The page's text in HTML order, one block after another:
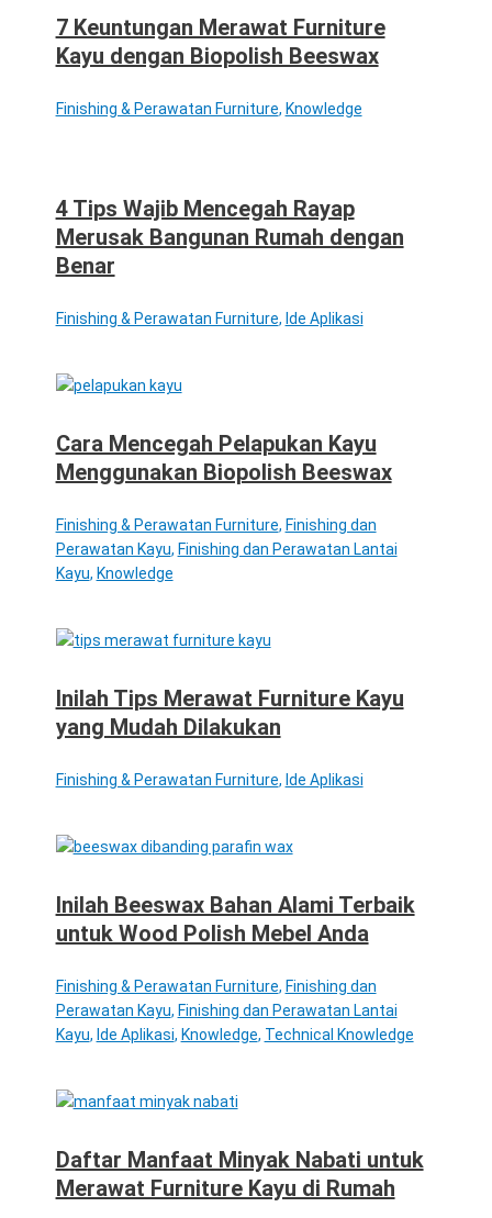
7 Keuntungan Merawat Furniture
Kayu dengan Biopolish Beeswax
Finishing & Perawatan Furniture, Knowledge
4 Tips Wajib Mencegah Rayap
Merusak Bangunan Rumah dengan
Benar
Finishing & Perawatan Furniture, Ide Aplikasi
Cara Mencegah Pelapukan Kayu
Menggunakan Biopolish Beeswax
Finishing & Perawatan Furniture, Finishing dan
Perawatan Kayu, Finishing dan Perawatan Lantai
Kayu, Knowledge
Inilah Tips Merawat Furniture Kayu
yang Mudah Dilakukan
Finishing & Perawatan Furniture, Ide Aplikasi
Inilah Beeswax Bahan Alami Terbaik
untuk Wood Polish Mebel Anda
Finishing & Perawatan Furniture, Finishing dan
Perawatan Kayu, Finishing dan Perawatan Lantai
Kayu, Ide Aplikasi, Knowledge, Technical Knowledge
Daftar Manfaat Minyak Nabati untuk
Merawat Furniture Kayu di Rumah